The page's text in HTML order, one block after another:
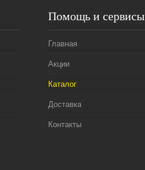
Помощь и сервисы
Главная
Акции
Каталог
Доставка
Контакты